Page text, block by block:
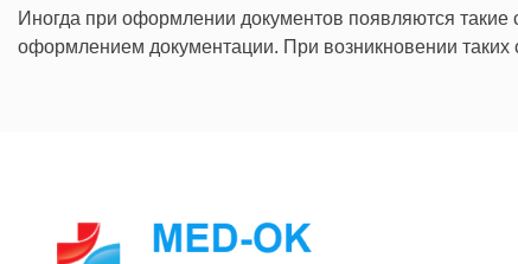
Иногда при оформлении документов появляются
оформлением документации. При возникновении таких